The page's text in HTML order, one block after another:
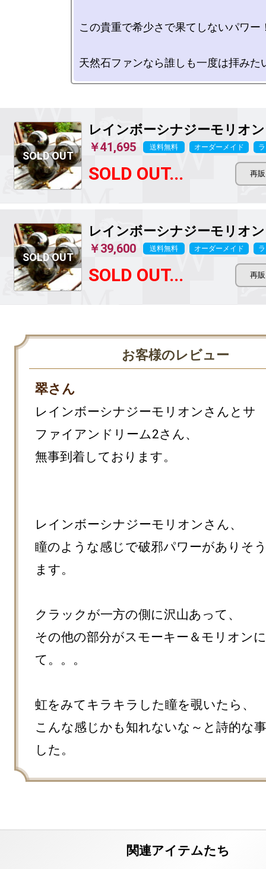
この貴重で希少さで果てしないパワー
レインボーシナジーモリオ
￥41,695 送料無料 オーダーメイド
SOLD OUT...
レインボーシナジーモリオ
￥39,600 送料無料 オーダーメイド
SOLD OUT...
お客様のレビュー
翠さん
レインボーシナジーモリオンさんとサ
ファイアンドリーム2さん、
無事到着しております。
レインボーシナジーモリオンさん、
瞳のような感じで破邪パワーがありそ
ます。
クラックが一方の側に沢山あって、
その他の部分がスモーキー＆モリオン
て。。。
虹をみてキラキラした瞳を覗いたら、
こんな感じかも知れないな～と詩的な
した。